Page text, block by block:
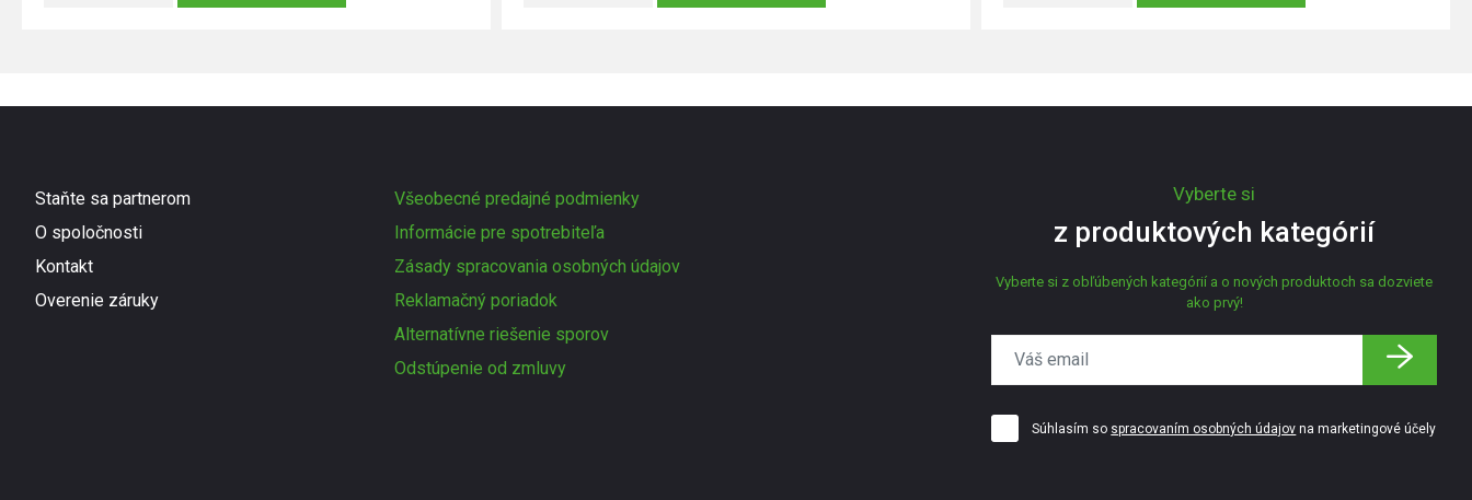
Staňte sa partnerom
O spoločnosti
Kontakt
Overenie záruky
Všeobecné predajné podmienky
Informácie pre spotrebiteľa
Zásady spracovania osobných údajov
Reklamačný poriadok
Alternatívne riešenie sporov
Odstúpenie od zmluvy
Vyberte si
z produktových kategórií
Vyberte si z obľúbených kategórií a o nových produktoch sa dozviete
ako prvý!
Súhlasím so spracovaním osobných údajov na marketingové účely